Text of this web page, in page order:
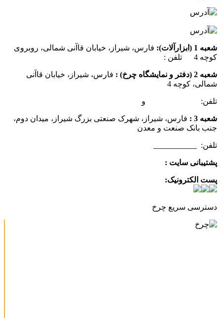
شعبه 1 (ابزارآلات):
فارس، شیراز، خیابان قاآنی شمالی، روبروی
کوچه 4 تلفن :
شعبه 2 (دفتر و نمایشگاه چرخ) :
فارس، شیراز، خیابان قاآنی
شمالی، کوچه 4
تلفن: و
شعبه 3 :
فارس، شیراز، شهرک صنعتی بزرگ شیراز، میدان دوم،
جنب بانک صنعت و معدن
تلفن:
پشتیبانی سایت :
پست الکترونیک:
دسترسی سریع چرخ